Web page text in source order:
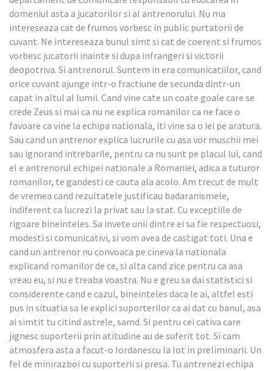
domeniul asta a jucatorilor si al antrenorului. Nu ma
intereseaza cat de frumos vorbesc in public purtatorii de
cuvant. Ne intereseaza bunul simt si cat de coerent si frumos
vorbesc jucatorii inainte si dupa infrangeri si victorii
deopotriva. Si antrenorul. Suntem in era comunicatiilor, cand
orice cuvant ajunge intr-o fractiune de secunda dintr-un
capat in altul al lumii. Cand vine cate un coate goale care se
crede Zeus si mai ca nu ne explica romanilor ca ne face o
favoare ca vine la echipa nationala, iti vine sa o iei pe aratura.
Sau cand un antrenor explica lucrurile cu asa vor muschii mei
sau ignorand intrebarile, pentru ca nu sunt pe placul lui, cand
el e antrenorul echipei nationale a Romaniei, adica a tuturor
romanilor, te gandesti ce cauta ala acolo. Am trecut de mult
de vremea cand rezultatele justificau badaranismele,
indiferent ca lucrezi la privat sau la stat. Cu exceptiile de
rigoare bineinteles. Sa invete unii dintre ei sa fie respectuosi,
modesti si comunicativi, si vom avea de castigat toti. Una e
cand un antrenor nu convoaca pe cineva la nationala
explicand romanilor de ce, si alta cand zice pentru ca asa
vreau eu, si nu e treaba voastra. Nu e greu sa dai statistici si
considerente cand e cazul, bineinteles daca le ai, altfel esti
pus in situatia sa le explici suporterilor ca ai dat cu banul, asa
ai simtit tu citind astrele, samd. Si pentru cei cativa care
jignesc suporterii prin atitudine au de suferit tot. Si cam
atmosfera asta a facut-o Iordanescu la lot in preliminarii. Un
fel de minirazboi cu suporterii si presa. Tu antrenezi echipa